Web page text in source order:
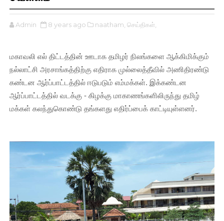
Admin 8 years ago naatham, செய்திகள்,
மகாவலி எல் திட்டத்தின் ஊடாக தமிழர் நிலங்களை ஆக்கிமிக்கும்
நல்லாட்சி அரசாங்கத்திற்கு எதிராக முல்லைத்தீவில் அணிதிரண்டு
கண்டன ஆர்ப்பாட்டத்தில் ஈடுபடும் எம்மக்கள். இக்கண்டன
ஆர்ப்பாட்டத்தில் வடக்கு - கிழக்கு மாகாணங்களிலிருந்து தமிழ்
மக்கள் கலந்துகொண்டு தங்களது எதிர்ப்பைக் காட்டியுள்ளனர்.